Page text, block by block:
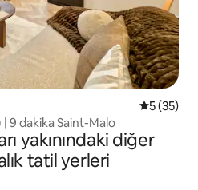
55 (35)
| 9 dakika Saint-Malo
yakınındaki diğer
tatil yerleri